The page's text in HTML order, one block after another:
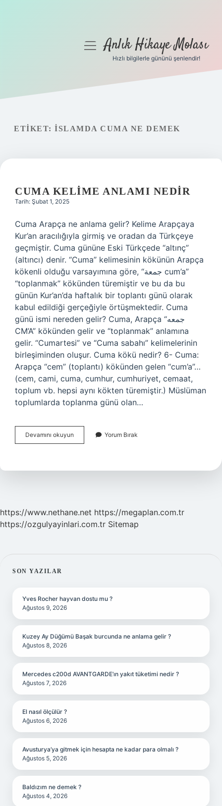
Gizlilik Politikası
menüyüAnlık Hikaye Molası
Hızlı bilgilerle gününü şenlendir!
ETIKET: İSLAMDA CUMA NE DEMEK
CUMA KELIME ANLAMI NEDIR
Tarih: Şubat 1, 2025
Cuma Arapça ne anlama gelir? Kelime Arapçaya
Kur’an aracılığıyla girmiş ve oradan da Türkçeye
geçmiştir. Cuma gününe Eski Türkçede “altınç”
(altıncı) denir. “Cuma” kelimesinin kökünün Arapça
kökenli olduğu varsayımına göre, “جمعة cum’a”
“toplanmak” kökünden türemiştir ve bu da bu
günün Kur’an’da haftalık bir toplantı günü olarak
kabul edildiği gerçeğiyle örtüşmektedir. Cuma
günü ismi nereden gelir? Cuma, Arapça “جمعه
CM’A” kökünden gelir ve “toplanmak” anlamına
gelir. “Cumartesi” ve “Cuma sabahı” kelimelerinin
birleşiminden oluşur. Cuma kökü nedir? 6- Cuma:
Arapça “cem” (toplantı) kökünden gelen “cum’a”…
(cem, cami, cuma, cumhur, cumhuriyet, cemaat,
toplum vb. hepsi aynı kökten türemiştir.) Müslüman
toplumlarda toplanma günü olan…
Devamını okuyun
Kelime
Yorum Bırak
https://www.nethane.net https://megaplan.com.tr
https://ozgulyayinlari.com.tr Sitemap
SIDEBAR
SON YAZILAR
Yves Rocher hayvan dostu mu ?
Ağustos 9, 2026
Kuzey Ay Düğümü Başak burcunda ne anlama gelir ?
Ağustos 8, 2026
Mercedes c200d AVANTGARDE’ın yakıt tüketimi nedir ?
Ağustos 7, 2026
El nasıl ölçülür ?
Ağustos 6, 2026
Avusturya’ya gitmek için hesapta ne kadar para olmalı ?
Ağustos 5, 2026
Baldızım ne demek ?
Ağustos 4, 2026